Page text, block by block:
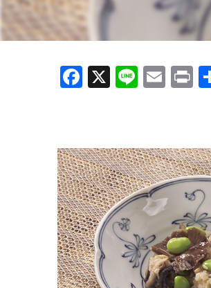
Facebook
X Line